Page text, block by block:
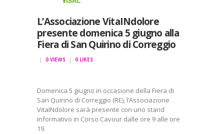
L’Associazione VitaINdolore
presente domenica 5 giugno alla
Fiera di San Quirino di Correggio
0 VIEWS 0 LIKES
Domenica 5 giugno in occasione della Fiera di
San Quirino di Correggio (RE), l’Associazione
VitaINdolore sarà presente con uno stand
informativo in Corso Cavour dalle ore 9 alle ore
19.